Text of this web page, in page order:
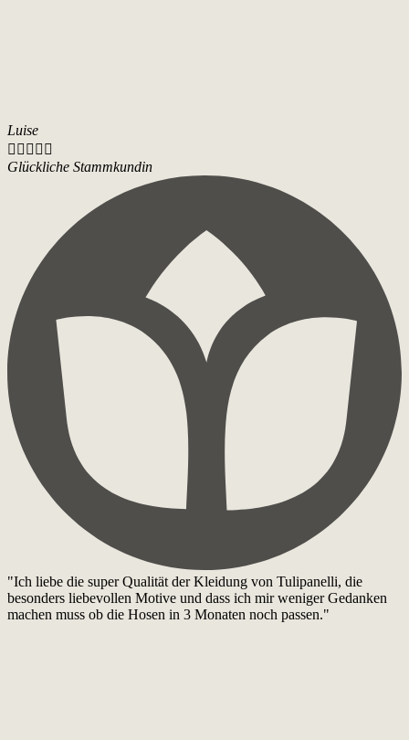
Luise
    
Glückliche Stammkundin
"Ich liebe die super Qualität der Kleidung von Tulipanelli, die
besonders liebevollen Motive und dass ich mir weniger Gedanken
machen muss ob die Hosen in 3 Monaten noch passen."